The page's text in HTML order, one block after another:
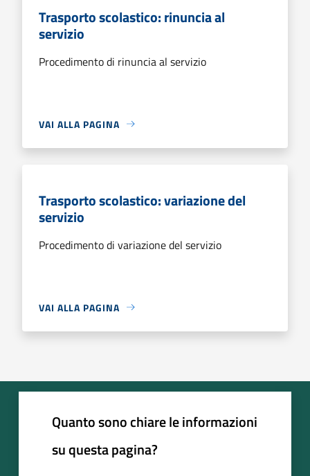
Trasporto scolastico: rinuncia al
servizio
Procedimento di rinuncia al servizio
VAI ALLA PAGINA
Trasporto scolastico: variazione del
servizio
Procedimento di variazione del servizio
VAI ALLA PAGINA
Quanto sono chiare le informazioni
su questa pagina?